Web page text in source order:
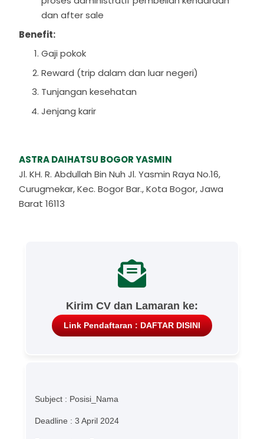
dan after sale
Benefit:
Gaji pokok
Reward (trip dalam dan luar negeri)
Tunjangan kesehatan
Jenjang karir
ASTRA DAIHATSU BOGOR YASMIN
Jl. KH. R. Abdullah Bin Nuh Jl. Yasmin Raya No.16,
Curugmekar, Kec. Bogor Bar., Kota Bogor, Jawa
Barat 16113
Kirim CV dan Lamaran ke:
Link Pendaftaran : DAFTAR DISINI
Subject : Posisi_Nama
Deadline : 3 April 2024